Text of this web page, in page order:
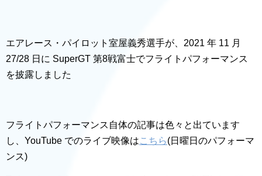
エアレース・パイロット室屋義秀選手が、2021 年 11 月
27/28 日に SuperGT 第8戦富士でフライトパフォーマンス
を披露しました
フライトパフォーマンス自体の記事は色々と出ています
し、YouTube でのライブ映像はこちら(日曜日のパフォーマ
ンス)